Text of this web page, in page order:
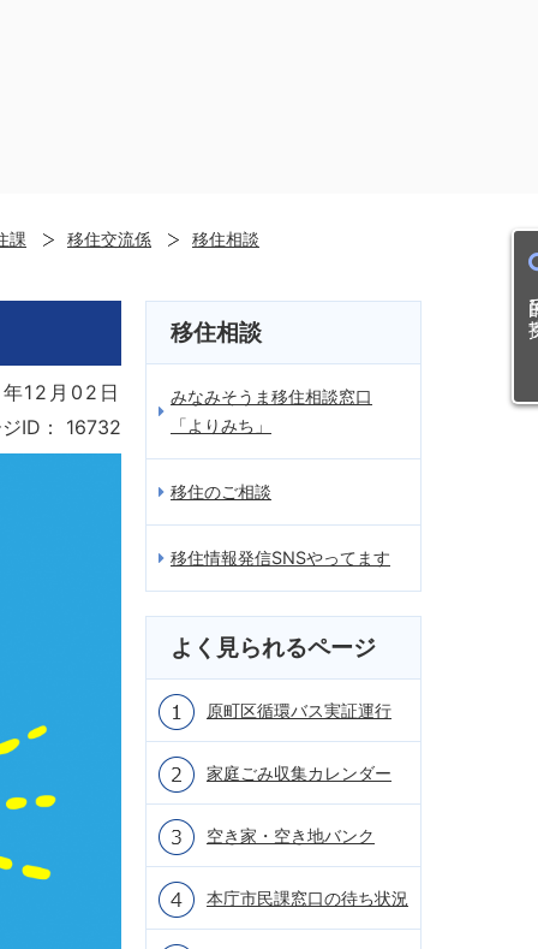
目
課 移住交流係 移住相談
12月02日
ID：
16732
移住相談
みなみそうま移住相談窓口
「よりみち」
移住のご相談
移住情報発信SNSやってます
よく見られるページ
原町区循環バス実証運行
家庭ごみ収集カレンダー
空き家・空き地バンク
本庁市民課窓口の待ち状況